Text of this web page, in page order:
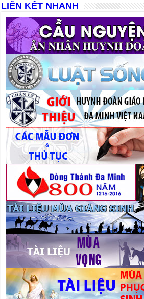
LIÊN KẾT NHANH